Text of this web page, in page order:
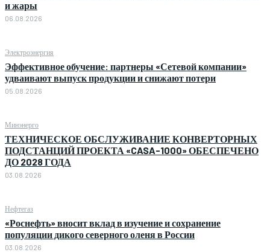
и жары
06.08.2026
Электроэнергия
Эффективное обучение: партнеры «Сетевой компании»
удваивают выпуск продукции и снижают потери
05.08.2026
Минэнерго
ТЕХНИЧЕСКОЕ ОБСЛУЖИВАНИЕ КОНВЕРТОРНЫХ
ПОДСТАНЦИЙ ПРОЕКТА «CASA-1000» ОБЕСПЕЧЕНО
ДО 2028 ГОДА
03.08.2026
Нефтегаз
«Роснефть» вносит вклад в изучение и сохранение
популяции дикого северного оленя в России
03.08.2026